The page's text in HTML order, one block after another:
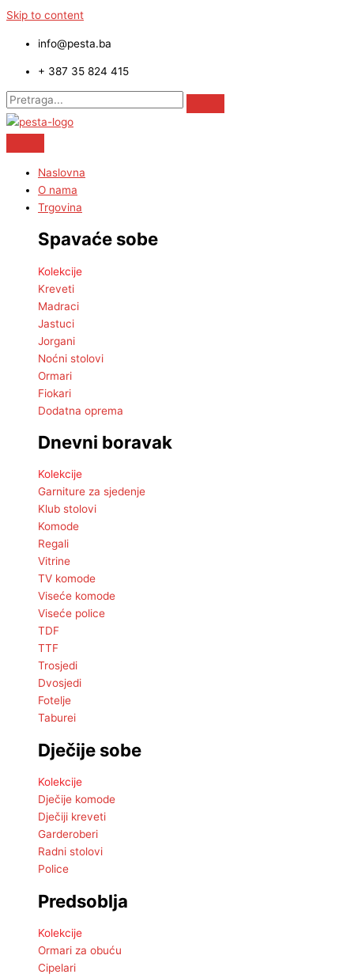
Skip to content
info@pesta.ba
+ 387 35 824 415
Naslovna
O nama
Trgovina
Spavaće sobe
Kolekcije
Kreveti
Madraci
Jastuci
Jorgani
Noćni stolovi
Ormari
Fiokari
Dodatna oprema
Dnevni boravak
Kolekcije
Garniture za sjedenje
Klub stolovi
Komode
Regali
Vitrine
TV komode
Viseće komode
Viseće police
TDF
TTF
Trosjedi
Dvosjedi
Fotelje
Taburei
Dječije sobe
Kolekcije
Dječije komode
Dječiji kreveti
Garderoberi
Radni stolovi
Police
Predsoblja
Kolekcije
Ormari za obuću
Cipelari